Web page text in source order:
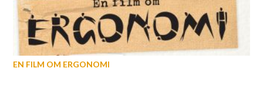
EN FILM OM ERGONOMI